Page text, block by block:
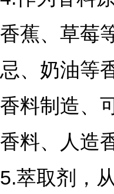
香蕉、草莓
忌、奶油等
香料制造、
香料、人造
5.萃取剂，